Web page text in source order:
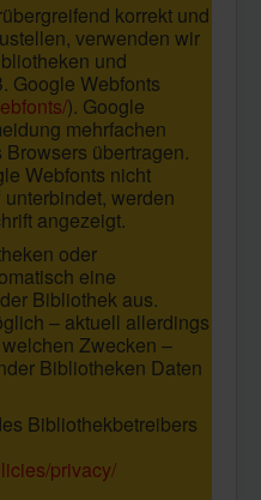
korrekt und
verwenden wir
und
Google Webfonts
). Google
mehrfachen
übertragen.
Webfonts nicht
werden
angezeigt.
oder
eine
Bibliothek aus.
– aktuell allerdings
Zwecken –
Bibliotheken Daten
Bibliothekbetreibers
privacy/